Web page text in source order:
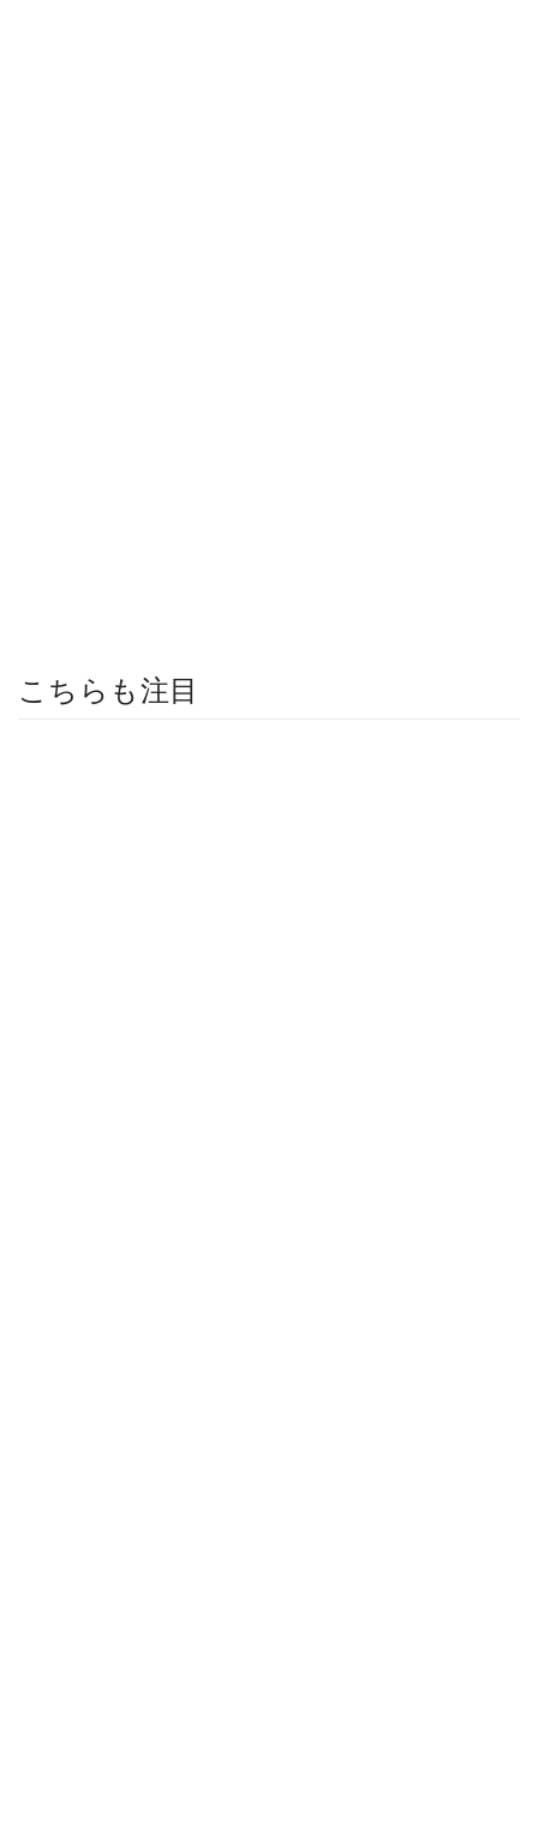
こちらも注目